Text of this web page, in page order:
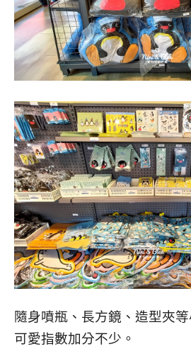
隨身噴瓶、長方鏡、造型夾
可愛指數加分不少。